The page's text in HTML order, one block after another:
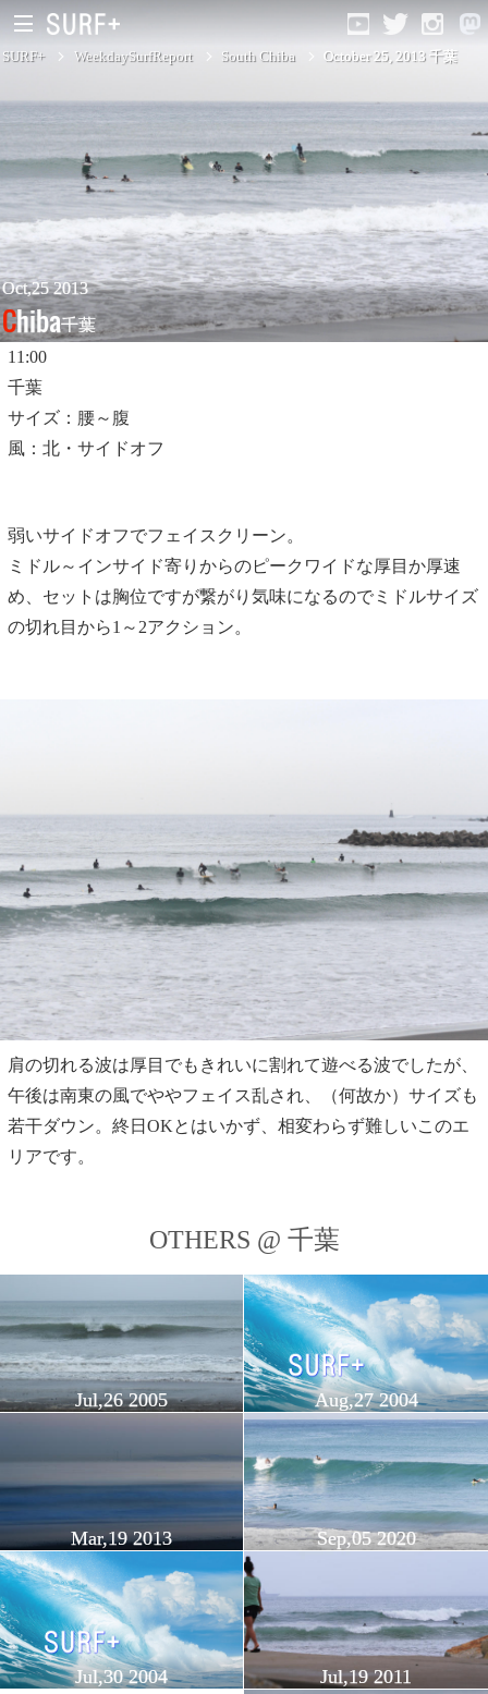
South Ibaraki
North Chiba
South Chiba
Unusually
Video Logs
Monthly Archive
SURF+ WeekdaySurfReport South Chiba October 25, 2013 千葉
Oct,25 2013
Chiba千葉
11:00
千葉
サイズ：腰～腹
風：北・サイドオフ
弱いサイドオフでフェイスクリーン。
ミドル～インサイド寄りからのピークワイドな厚目か厚速
め、セットは胸位ですが繋がり気味になるのでミドルサイズ
の切れ目から1～2アクション。
肩の切れる波は厚目でもきれいに割れて遊べる波でしたが、
午後は南東の風でややフェイス乱され、（何故か）サイズも
若干ダウン。終日OKとはいかず、相変わらず難しいこのエ
リアです。
OTHERS @ 千葉
Jul,26 2005 Aug,27 2004
Mar,19 2013 Sep,05 2020
Jul,30 2004 Jul,19 2011